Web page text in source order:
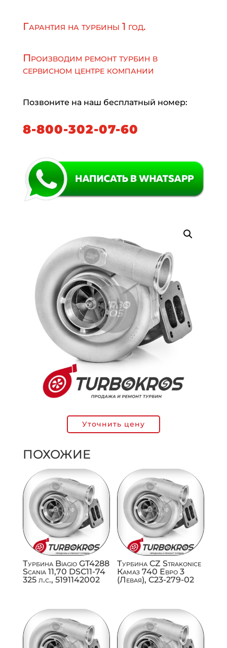
Гарантия на турбины 1 год.
Производим ремонт турбин в
сервисном центре компании
Позвоните на наш бесплатный номер:
8-800-302-07-60
Уточнить цену
ПОХОЖИЕ
Турбина Biagio GT4288
Scania 11,70 DSC11-74
325 л.с., 5191142002
Турбина CZ Strakonice
Камаз 740 Евро 3
(Левая), C23-279-02